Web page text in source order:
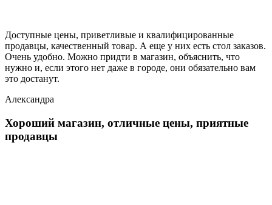
Доступные цены, приветливые и квалифицированные
продавцы, качественный товар. А еще у них есть стол заказов.
Очень удобно. Можно придти в магазин, объяснить, что
нужно и, если этого нет даже в городе, они обязательно вам
это достанут.
Александра
Хороший магазин, отличные цены, приятные
продавцы